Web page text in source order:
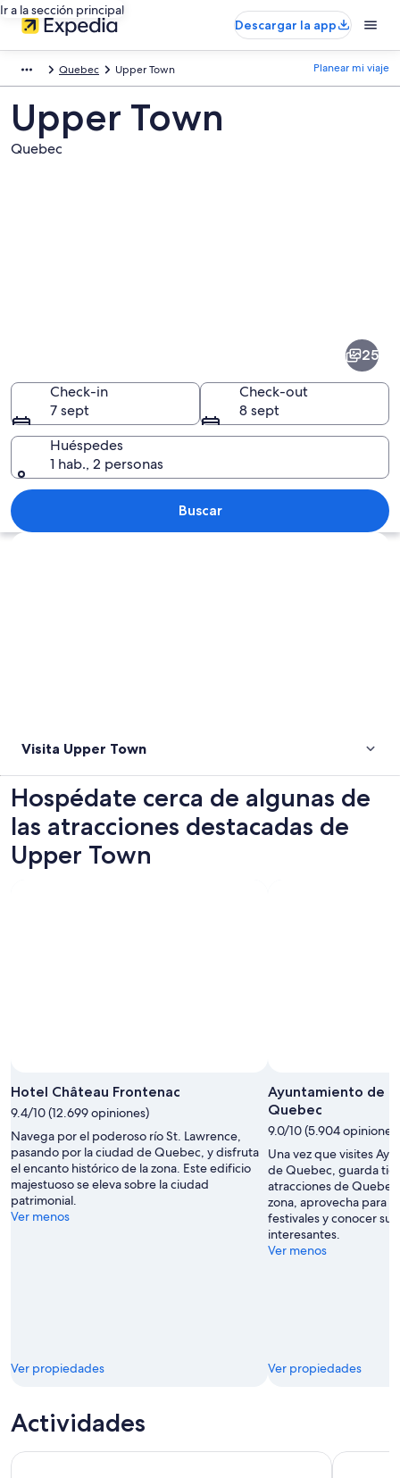
Ir a la sección principal
Descargar la app
Quebec Upper Town Planear mi viaje
Upper Town
Quebec
Un paisaje urbano costero con
25
Check-in
7 sept
Check-out
8 sept
Huéspedes
1 hab., 2 personas
Buscar
Ver mapa
Visita Upper Town
Hospédate cerca de algunas de
las atracciones destacadas de
Upper Town
Hotel Château Frontenac
9.4/10 (12.699 opiniones)
Navega por el poderoso río St. Lawrence,
pasando por la ciudad de Quebec, y disfruta
el encanto histórico de la zona. Este edificio
majestuoso se eleva sobre la ciudad
patrimonial.
Ver menos
Ver propiedades
Ayuntamiento de
Quebec
9.0/10 (5.904 opiniones)
Una vez que visites
de Quebec, guarda
atracciones de
zona, aprovecha para
festivales y conocer
interesantes.
Ver menos
Ver propiedades
Actividades
Viejo Quebec: experiencia termal de spa nórdico Quebec: